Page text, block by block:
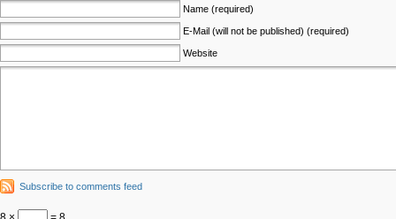
Name (required)
E-Mail (will not be published) (required)
Website
Subscribe to comments feed